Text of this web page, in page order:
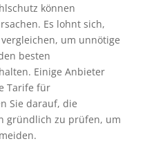
können
Es lohnt sich,
um unnötige
besten
Einige Anbieter
Tarife für
Sie darauf, die
gründlich zu prüfen, um